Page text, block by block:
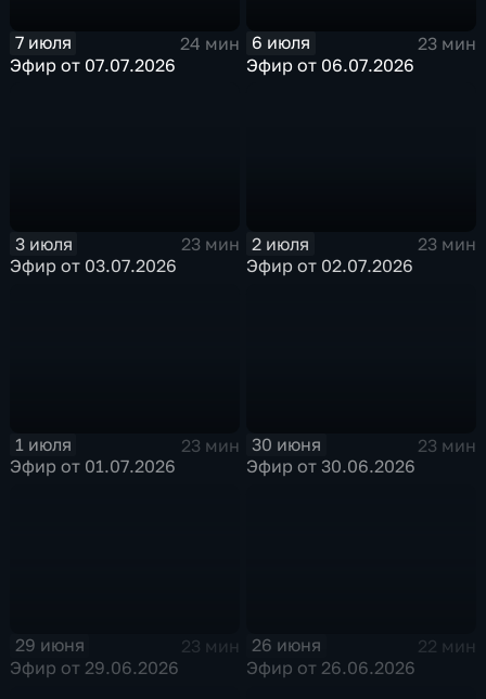
7 июля
24 мин
Эфир от 07.07.2026
6 июля
23 мин
Эфир от 06.07.2026
3 июля
23 мин
Эфир от 03.07.2026
2 июля
23 мин
Эфир от 02.07.2026
1 июля
23 мин
Эфир от 01.07.2026
30 июня
23 мин
Эфир от 30.06.2026
29 июня
23 мин
Эфир от 29.06.2026
26 июня
22 мин
Эфир от 26.06.2026